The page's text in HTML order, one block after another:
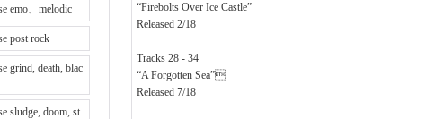
emo、melodic
post rock
grind, death, blac
sludge, doom, st
“Firebolts Over Ice Castle”
Released 2/18
Tracks 28 - 34
“A Forgotten Sea”
Released 7/18